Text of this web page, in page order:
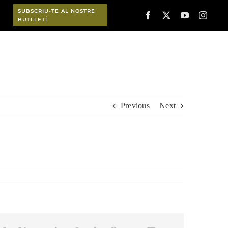
SUBSCRIU-TE AL NOSTRE
BUTLLETÍ
Previous Next